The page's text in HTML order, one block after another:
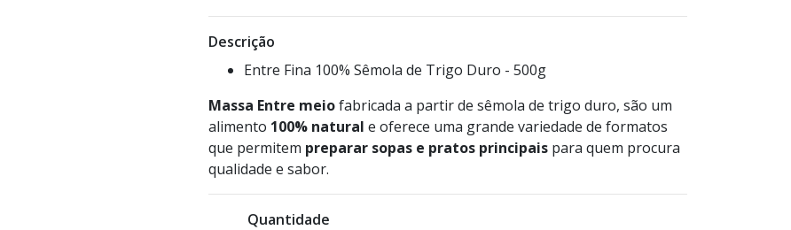
Descrição
Entre Fina 100% Sêmola de Trigo Duro - 500g
Massa Entre meiofabricada a partir de sêmola de trigo duro, são um
alimento 100% natural e oferece uma grande variedade de formatos
que permitem preparar sopas e pratos principais para quem procura
qualidade e sabor.
Quantidade